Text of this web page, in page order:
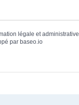
légale et administrative
par baseo.io